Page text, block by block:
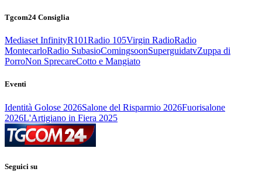
Tgcom24 Consiglia
Mediaset InfinityR101Radio 105Virgin RadioRadio
MontecarloRadio SubasioComingsoonSuperguidatvZuppa di
PorroNon SprecareCotto e Mangiato
Eventi
Identità Golose 2026Salone del Risparmio 2026Fuorisalone
2026L'Artigiano in Fiera 2025
Seguici su